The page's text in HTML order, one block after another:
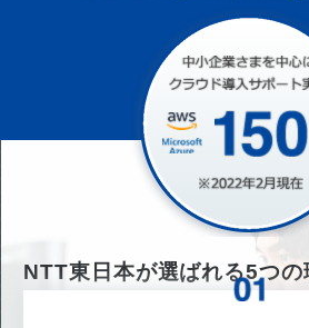
NTT東日本が選ばれる5つの